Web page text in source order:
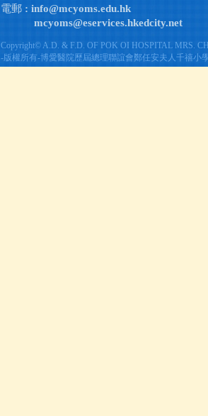
電郵 : info@mcyoms.edu.hk
mcyoms@eservices.hkedcity.net
Copyright© A.D. & F.D. OF POK OI HOSPITAL MRS.
-版權所有-博愛醫院歷屆總理聯誼會鄭任安夫人千禧小